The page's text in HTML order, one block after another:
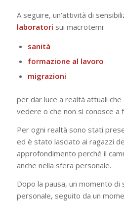
A seguire, un’attività di
laboratori sui macrotemi:
sanità
formazione al lavoro
migrazioni
per dar luce a realtà attuali
vedere o che non si conosce a
Per ogni realtà sono stati
ed è stato lasciato ai ragazzi
approfondimento perché il
anche nella sfera personale.
Dopo la pausa, un momento di
personale, seguito da un